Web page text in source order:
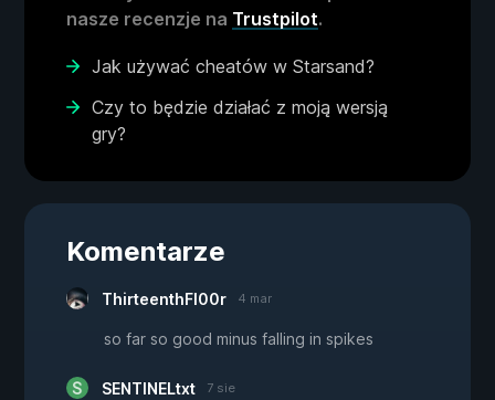
nasze recenzje na Trustpilot.
Jak używać cheatów w Starsand?
Czy to będzie działać z moją wersją
gry?
Komentarze
ThirteenthFl00r 4 mar
so far so good minus falling in spikes
SENTINELtxt 7 sie